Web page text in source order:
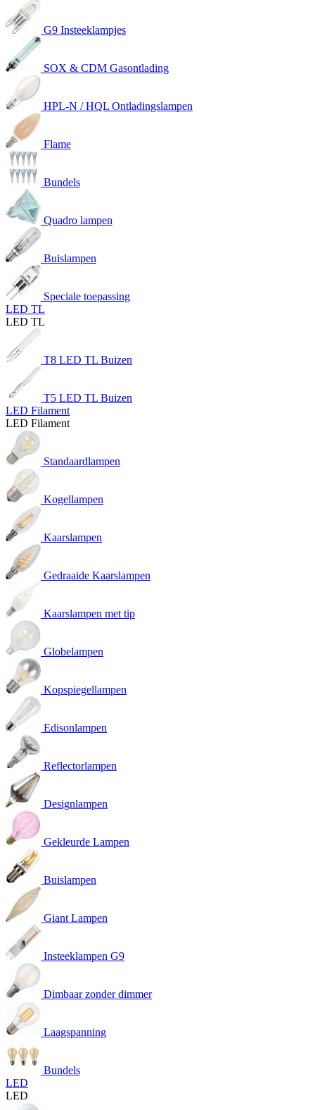
G9 Insteeklampjes
SOX & CDM Gasontlading
HPL-N / HQL Ontladingslampen
Flame
Bundels
Quadro lampen
Buislampen
Speciale toepassing
LED TL
LED TL
T8 LED TL Buizen
T5 LED TL Buizen
LED Filament
LED Filament
Standaardlampen
Kogellampen
Kaarslampen
Gedraaide Kaarslampen
Kaarslampen met tip
Globelampen
Kopspiegellampen
Edisonlampen
Reflectorlampen
Designlampen
Gekleurde Lampen
Buislampen
Giant Lampen
Insteeklampen G9
Dimbaar zonder dimmer
Laagspanning
Bundels
LED
LED